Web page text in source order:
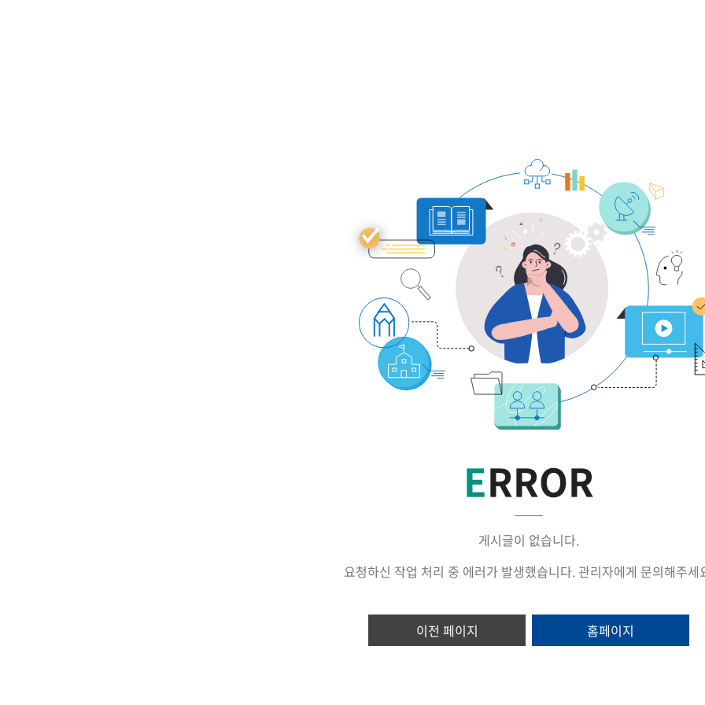
ERROR
게시글이 없습니다.
요청하신 작업 처리 중 에러가 발생했습니다. 관리자에게 문의해주세
이전 페이지 홈페이지